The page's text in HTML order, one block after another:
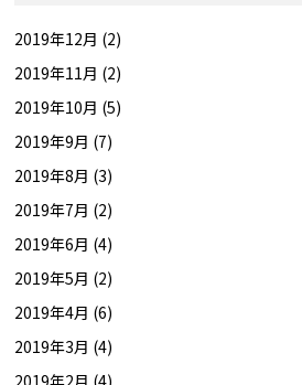
2019年12月 (2)
2019年11月 (2)
2019年10月 (5)
2019年9月 (7)
2019年8月 (3)
2019年7月 (2)
2019年6月 (4)
2019年5月 (2)
2019年4月 (6)
2019年3月 (4)
2019年2月 (4)